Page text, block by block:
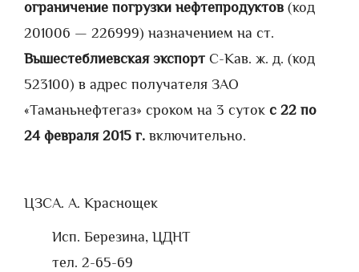
ограничение погрузки нефтепродуктов (код
201006 — 226999) назначением на ст.
Вышестеблиевская экспорт С-Кав. ж. д. (код
523100) в адрес получателя ЗАО
«Таманьнефтегаз» сроком на 3 суток с 22 по
24 февраля 2015 г. включительно.
ЦЗСА. А. Краснощек
Исп. Березина, ЦДНТ
тел. 2-65-69